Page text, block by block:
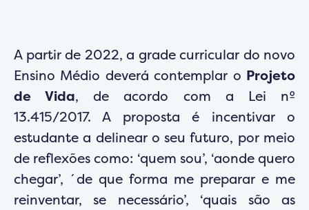
A partir de 2022, a grade curricular do novo
Ensino Médio deverá contemplar o Projeto
de Vida, de acordo com a Lei nº
13.415/2017. A proposta é incentivar o
estudante a delinear o seu futuro, por meio
de reflexões como: ‘quem sou’, ‘aonde quero
chegar’, ´de que forma me preparar e me
reinventar, se necessário’, ‘quais são as